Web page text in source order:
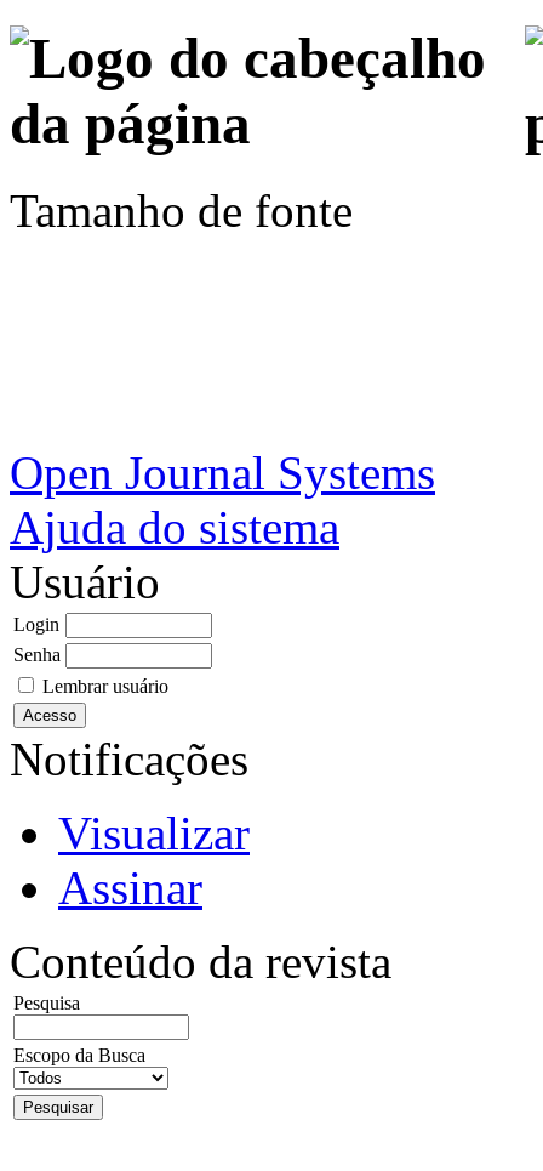
Tamanho de fonte
Open Journal Systems
Ajuda do sistema
Usuário
Login
Senha
Lembrar usuário
Notificações
Visualizar
Assinar
Conteúdo da revista
Pesquisa
Escopo da Busca